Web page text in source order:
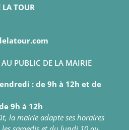
TOUR
AU PUBLIC DE LA MAIRIE
: de 9h à 12h et de
9h à 12h
la mairie adapte ses horaires